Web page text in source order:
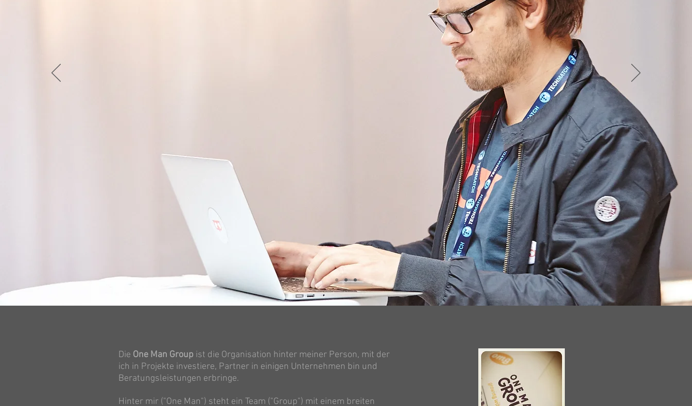
Die One Man Group ist die Organisation hinter meiner Person, mit der
ich in Projekte investiere, Partner in einigen Unternehmen bin und
Beratungsleistungen erbringe.
Hinter mir ("One Man") steht ein Team ("Group") mit einem breiten